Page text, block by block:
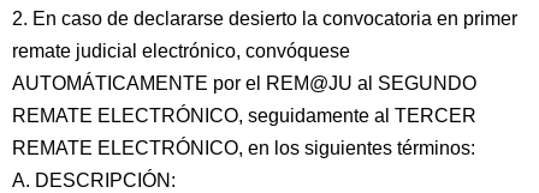
2. En caso de declararse desierto la convocatoria en primer
remate judicial electrónico, convóquese
AUTOMÁTICAMENTE por el REM@JU al SEGUNDO
REMATE ELECTRÓNICO, seguidamente al TERCER
REMATE ELECTRÓNICO, en los siguientes términos:
A. DESCRIPCIÓN: